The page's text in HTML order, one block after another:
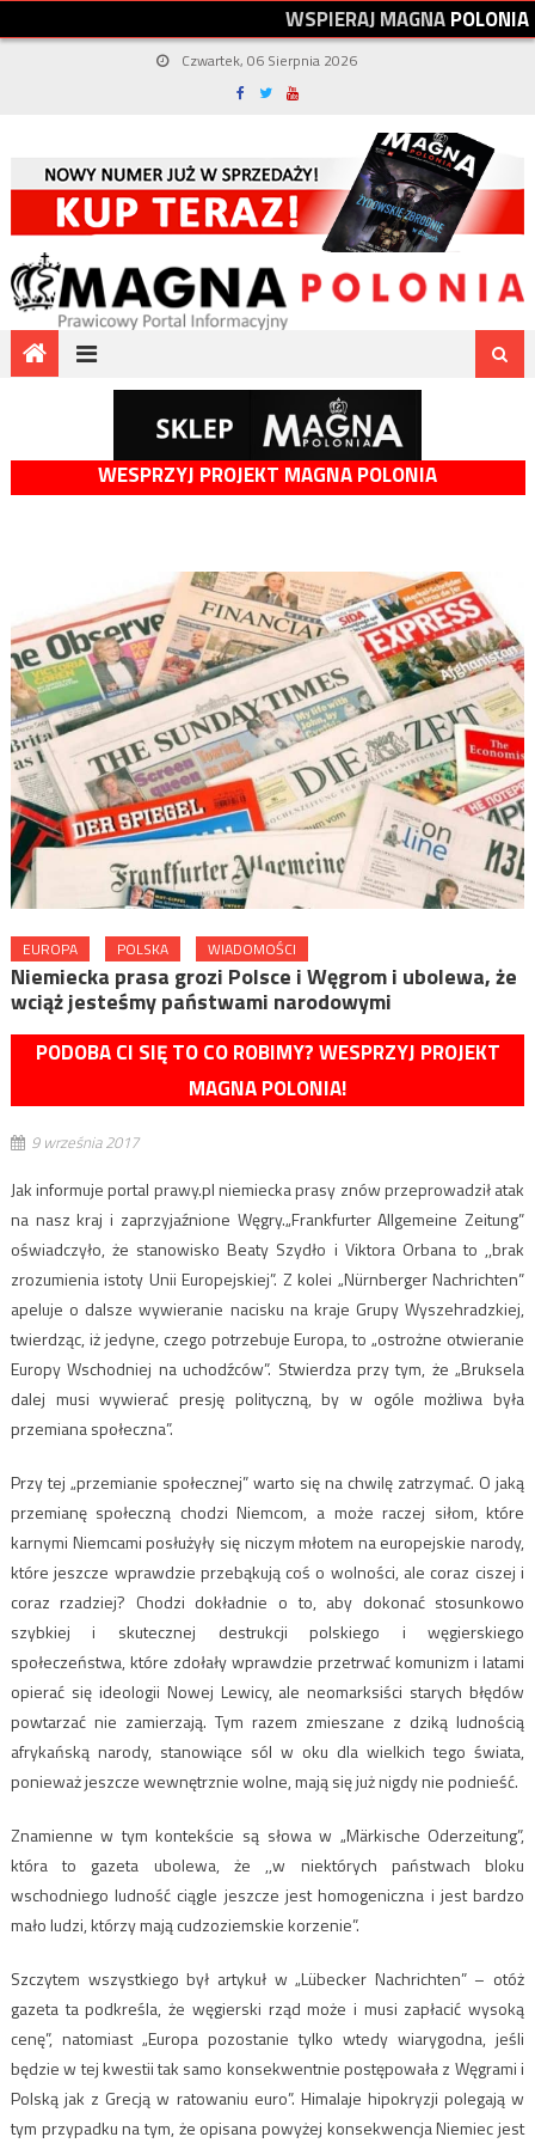
WSPIERAJMAGNAPOLONIA
Czwartek, 06 Sierpnia 2026
WESPRZYJ PROJEKT MAGNA POLONIA
EUROPA POLSKA WIADOMOŚCI
Niemiecka prasa grozi Polsce i Węgrom i ubolewa, że
wciąż jesteśmy państwami narodowymi
PODOBA CI SIĘ TO CO ROBIMY? WESPRZYJ PROJEKT
MAGNA POLONIA!
9 września 2017
Jak informuje portal prawy.pl niemiecka prasy znów przeprowadził atak
na nasz kraj i zaprzyjaźnione Węgry.„Frankfurter Allgemeine Zeitung”
oświadczyło, że stanowisko Beaty Szydło i Viktora Orbana to ,,brak
zrozumienia istoty Unii Europejskiej”. Z kolei „Nürnberger Nachrichten”
apeluje o dalsze wywieranie nacisku na kraje Grupy Wyszehradzkiej,
twierdząc, iż jedyne, czego potrzebuje Europa, to „ostrożne otwieranie
Europy Wschodniej na uchodźców”. Stwierdza przy tym, że „Bruksela
dalej musi wywierać presję polityczną, by w ogóle możliwa była
przemiana społeczna”.
Przy tej „przemianie społecznej” warto się na chwilę zatrzymać. O jaką
przemianę społeczną chodzi Niemcom, a może raczej siłom, które
karnymi Niemcami posłużyły się niczym młotem na europejskie narody,
które jeszcze wprawdzie przebąkują coś o wolności, ale coraz ciszej i
coraz rzadziej? Chodzi dokładnie o to, aby dokonać stosunkowo
szybkiej i skutecznej destrukcji polskiego i węgierskiego
społeczeństwa, które zdołały wprawdzie przetrwać komunizm i latami
opierać się ideologii Nowej Lewicy, ale neomarksiści starych błędów
powtarzać nie zamierzają. Tym razem zmieszane z dziką ludnością
afrykańską narody, stanowiące sól w oku dla wielkich tego świata,
ponieważ jeszcze wewnętrznie wolne, mają się już nigdy nie podnieść.
Znamienne w tym kontekście są słowa w „Märkische Oderzeitung”,
która to gazeta ubolewa, że ,,w niektórych państwach bloku
wschodniego ludność ciągle jeszcze jest homogeniczna i jest bardzo
mało ludzi, którzy mają cudzoziemskie korzenie”.
Szczytem wszystkiego był artykuł w „Lübecker Nachrichten” – otóż
gazeta ta podkreśla, że węgierski rząd może i musi zapłacić wysoką
cenę”, natomiast „Europa pozostanie tylko wtedy wiarygodna, jeśli
będzie w tej kwestii tak samo konsekwentnie postępowała z Węgrami i
Polską jak z Grecją w ratowaniu euro”. Himalaje hipokryzji polegają w
tym przypadku na tym, że opisana powyżej konsekwencja Niemiec jest